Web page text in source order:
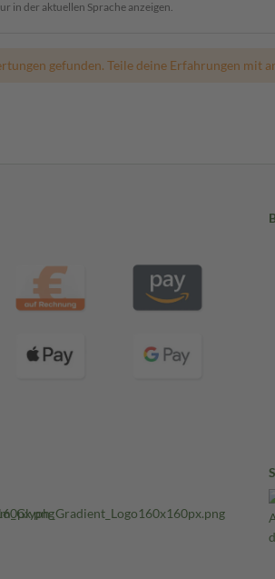
in der aktuellen Sprache anzeigen.
gefunden. Teile deine Erfahrungen mit